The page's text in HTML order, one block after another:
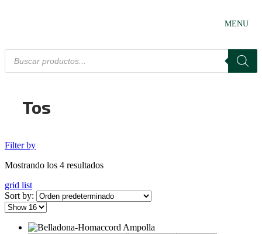
MENU
Tos
Filter by
Mostrando los 4 resultados
grid list
Sort by: